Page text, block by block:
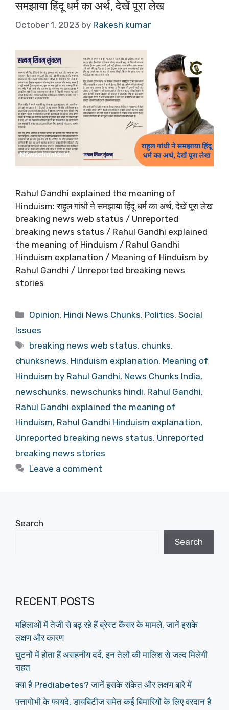
समझाया हिंदू धर्म का अर्थ, देखें पूरा लेख
October 1, 2023 by Rakesh kumar
Rahul Gandhi explained the meaning of
Hinduism: राहुल गांधी ने समझाया हिंदू धर्म का अर्थ, देखें पूरा लेख
breaking news web status / Unreported
breaking news status / Rahul Gandhi explained
the meaning of Hinduism / Rahul Gandhi
Hinduism explanation / Meaning of Hinduism by
Rahul Gandhi / Unreported breaking news
stories
Categories
Opinion, Hindi News Chunks, Politics,Social
Issues
Tags
breaking news web status, chunks,
chunksnews, Hinduism explanation, Meaning of
Hinduism by Rahul Gandhi, News Chunks India,
newschunks, newschunks hindi, Rahul Gandhi,
Rahul Gandhi explained the meaning of
Hinduism, Rahul Gandhi Hinduism explanation,
Unreported breaking news status, Unreported
breaking news stories
Leave a comment
Search
Search
RECENT POSTS
महिलाओं में तेजी से बढ़ रहे हैं ब्रेस्ट कैंसर के मामले, जानें इसके
लक्षण और कारण
घुटनों में होता हैं असहनीय दर्द, इन तेलों की मालिश से जल्द मिलेगी
राहत
क्या है Prediabetes? जानें इसके संकेत और लक्षण बारे में
पत्तागोभी के फायदे, डायबिटीज समेत कई बिमारियों के लिए वरदान है